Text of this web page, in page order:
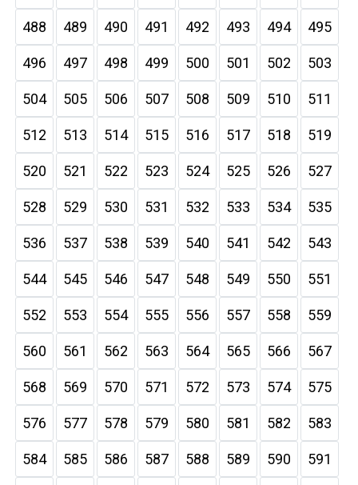
488 489 490 491 492 493 494 495
496 497 498 499 500 501 502 503
504 505 506 507 508 509 510 511
512 513 514 515 516 517 518 519
520 521 522 523 524 525 526 527
528 529 530 531 532 533 534 535
536 537 538 539 540 541 542 543
544 545 546 547 548 549 550 551
552 553 554 555 556 557 558 559
560 561 562 563 564 565 566 567
568 569 570 571 572 573 574 575
576 577 578 579 580 581 582 583
584 585 586 587 588 589 590 591